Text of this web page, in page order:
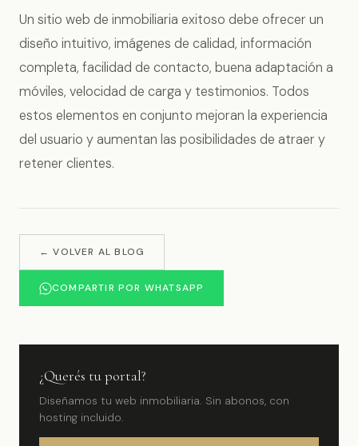
Un sitio web de inmobiliaria exitoso debe ofrecer un
diseño intuitivo, imágenes de calidad, información
completa, facilidad de contacto, buena adaptación a
móviles, velocidad de carga y testimonios. Todos
estos elementos en conjunto mejoran la experiencia
del usuario y aumentan las posibilidades de atraer y
retener clientes.
← VOLVER AL BLOG
COMPARTIR POR WHATSAPP
¿Querés tu portal?
Diseñamos tu web inmobiliaria. Sin abonos, con
hosting incluido.